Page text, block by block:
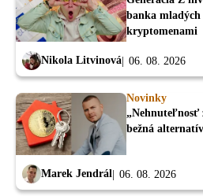
banka
kryptomenami
Nikola Litvinová 06. 08. 2026
Novinky
„Nehnuteľnosť
bežná
Marek Jendrál 06. 08. 2026